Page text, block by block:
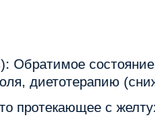
Обратимое
диетотерапию
протекающее с